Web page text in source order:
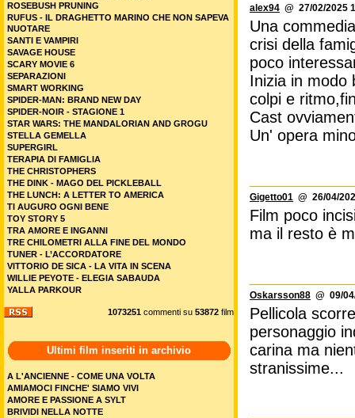
alex94 @ 27/02/2025
Una
crisi della
poco
Inizia in modo
colpi e
Cast
Un' opera
Gigetto01 @ 26/04/
Film poco
ma il resto è
Oskarsson88 @ 09/
Pellicola
personaggio
carina ma
stranissime...
ROSEBUSH PRUNING
RUFUS - IL DRAGHETTO MARINO CHE NON SAPEVA
NUOTARE
SANTI E VAMPIRI
SAVAGE HOUSE
SCARY MOVIE 6
SEPARAZIONI
SMART WORKING
SPIDER-MAN: BRAND NEW DAY
SPIDER-NOIR - STAGIONE 1
STAR WARS: THE MANDALORIAN AND GROGU
STELLA GEMELLA
SUPERGIRL
TERAPIA DI FAMIGLIA
THE CHRISTOPHERS
THE DINK - MAGO DEL PICKLEBALL
THE LUNCH: A LETTER TO AMERICA
TI AUGURO OGNI BENE
TOY STORY 5
TRA AMORE E INGANNI
TRE CHILOMETRI ALLA FINE DEL MONDO
TUNER - L’ACCORDATORE
VITTORIO DE SICA - LA VITA IN SCENA
WILLIE PEYOTE - ELEGIA SABAUDA
YALLA PARKOUR
1073251 commenti su 53872 film
Ultimi film inseriti in archivio
A L'ANCIENNE - COME UNA VOLTA
AMIAMOCI FINCHE' SIAMO VIVI
AMORE E PASSIONE A SYLT
BRIVIDI NELLA NOTTE